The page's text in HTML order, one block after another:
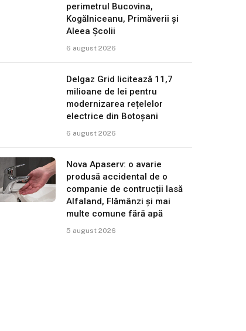
perimetrul Bucovina,
Kogălniceanu, Primăverii și
Aleea Școlii
6 august 2026
Delgaz Grid licitează 11,7
milioane de lei pentru
modernizarea rețelelor
electrice din Botoșani
6 august 2026
Nova Apaserv: o avarie
produsă accidental de o
companie de contrucții lasă
Alfaland, Flămânzi și mai
multe comune fără apă
5 august 2026